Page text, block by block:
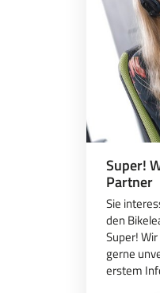
Super!
Partner
Sie
den
Super!
gerne
erstem